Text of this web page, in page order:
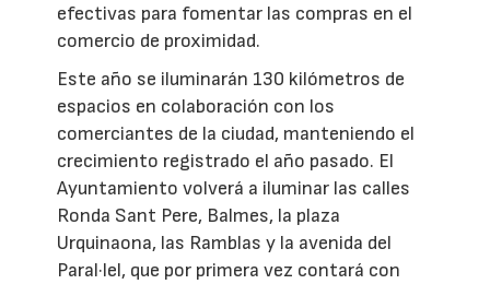
efectivas para fomentar las compras en el
comercio de proximidad.
Este año se iluminarán 130 kilómetros de
espacios en colaboración con los
comerciantes de la ciudad, manteniendo el
crecimiento registrado el año pasado. El
Ayuntamiento volverá a iluminar las calles
Ronda Sant Pere, Balmes, la plaza
Urquinaona, las Ramblas y la avenida del
Paral·lel, que por primera vez contará con